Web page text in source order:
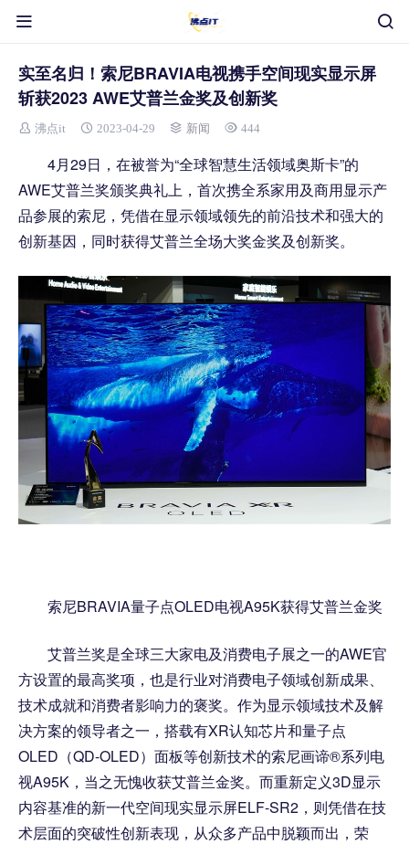
实至名归！索尼BRAVIA电视携手空间现实显示屏
斩获2023 AWE艾普兰金奖及创新奖
沸点it 2023-04-29 新闻 444
4月29日，在被誉为“全球智慧生活领域奥斯卡”的
AWE艾普兰奖颁奖典礼上，首次携全系家用及商用显示产
品参展的索尼，凭借在显示领域领先的前沿技术和强大的
创新基因，同时获得艾普兰全场大奖金奖及创新奖。
索尼BRAVIA量子点OLED电视A95K获得艾普兰金奖
艾普兰奖是全球三大家电及消费电子展之一的AWE官
方设置的最高奖项，也是行业对消费电子领域创新成果、
技术成就和消费者影响力的褒奖。作为显示领域技术及解
决方案的领导者之一，搭载有XR认知芯片和量子点
OLED（QD-OLED）面板等创新技术的索尼画谛®系列电
视A95K，当之无愧收获艾普兰金奖。而重新定义3D显示
内容基准的新一代空间现实显示屏ELF-SR2，则凭借在技
术层面的突破性创新表现，从众多产品中脱颖而出，荣